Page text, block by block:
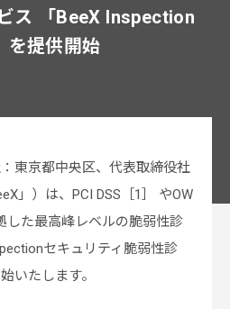
ス 「BeeX Inspection
を提供開始
東京都中央区、代表取締役社
」）は、PCI DSS［1］ やOW
した最高峰レベルの脆弱性診
セキュリティ脆弱性診
いたします。